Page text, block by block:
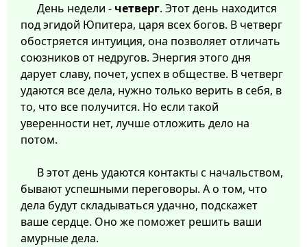
День недели - четверг. Этот день находится
под эгидой Юпитера, царя всех богов. В четверг
обостряется интуиция, она позволяет отличать
союзников от недругов. Энергия этого дня
дарует славу, почет, успех в обществе. В четверг
удаются все дела, нужно только верить в себя, в
то, что все получится. Но если такой
уверенности нет, лучше отложить дело на
потом.
В этот день удаются контакты с начальством,
бывают успешными переговоры. А о том, что
дела будут складываться удачно, подскажет
ваше сердце. Оно же поможет решить ваши
амурные дела.